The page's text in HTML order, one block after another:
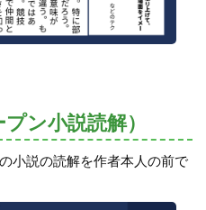
ン小説読解）
小説の読解を作者本人の前で